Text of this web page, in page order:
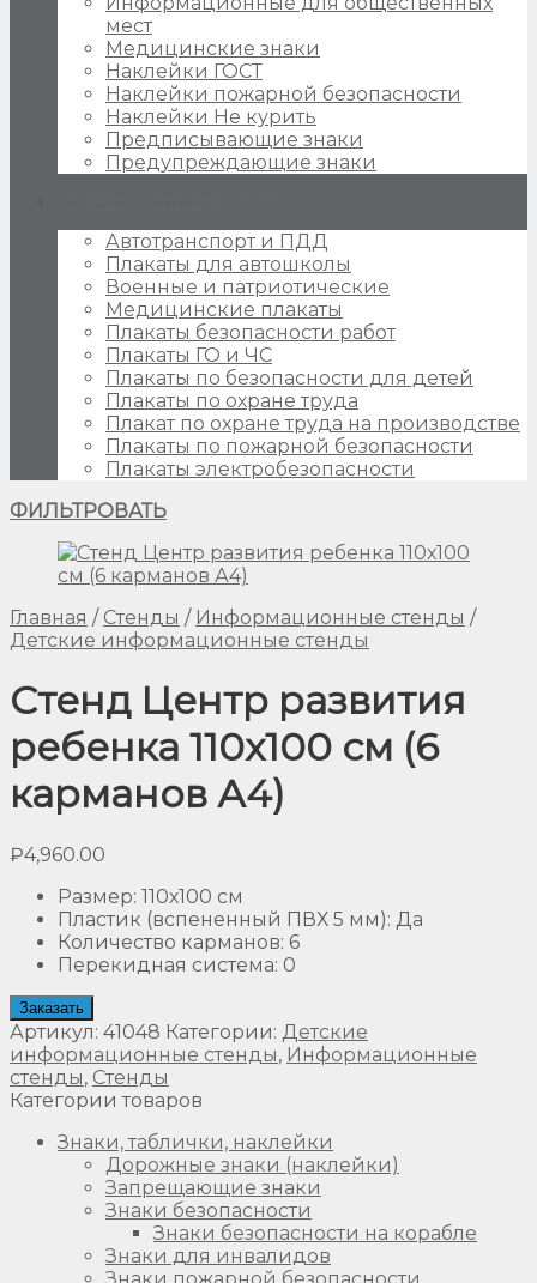
мест
Медицинские знаки
Наклейки ГОСТ
Наклейки пожарной безопасности
Наклейки Не курить
Предписывающие знаки
Предупреждающие знаки
Автотранспорт и ПДД
Плакаты для автошколы
Военные и патриотические
Медицинские плакаты
Плакаты безопасности работ
Плакаты ГО и ЧС
Плакаты по безопасности для детей
Плакаты по охране труда
Плакат по охране труда на производстве
Плакаты по пожарной безопасности
Плакаты электробезопасности
ФИЛЬТРОВАТЬ
Главная / Стенды / Информационные стенды /
Детские информационные стенды
Стенд Центр развития
ребенка 110х100 см (6
карманов А4)
₽4,960.00
Размер: 110х100 см
Пластик (вспененный ПВХ 5 мм): Да
Количество карманов: 6
Перекидная система: 0
Заказать
Артикул: 41048 Категории: Детские
информационные стенды, Информационные
стенды, Стенды
Категории товаров
Знаки, таблички, наклейки
Дорожные знаки (наклейки)
Запрещающие знаки
Знаки безопасности
Знаки безопасности на корабле
Знаки для инвалидов